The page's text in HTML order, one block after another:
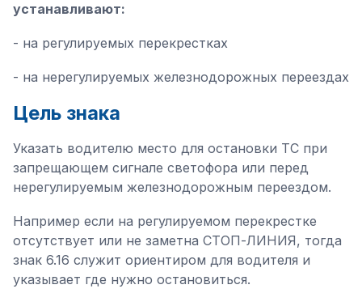
устанавливают:
- на регулируемых перекрестках
- на нерегулируемых железнодорожных переездах
Цель знака
Указать водителю место для остановки ТС при
запрещающем сигнале светофора или перед
нерегулируемым железнодорожным переездом.
Например если на регулируемом перекрестке
отсутствует или не заметна СТОП-ЛИНИЯ, тогда
знак 6.16 служит ориентиром для водителя и
указывает где нужно остановиться.